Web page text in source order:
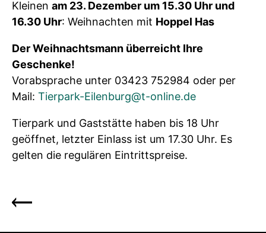
Kleinen am 23. Dezember um 15.30 Uhr und
16.30 Uhr: Weihnachten mit Hoppel Has
Der Weihnachtsmann überreicht Ihre
Geschenke!
Vorabsprache unter 03423 752984 oder per
Mail: Tierpark-Eilenburg@t-online.de
Tierpark und Gaststätte haben bis 18 Uhr
geöffnet, letzter Einlass ist um 17.30 Uhr. Es
gelten die regulären Eintrittspreise.